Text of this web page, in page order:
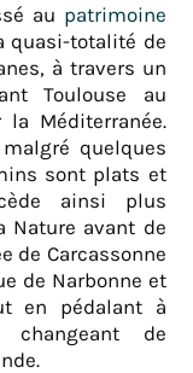
au patrimoine
quasi-totalité de
à travers un
Toulouse au
Méditerranée.
quelques
sont plats et
ainsi plus
Nature avant de
de Carcassonne
de Narbonne et
en pédalant à
changeant de